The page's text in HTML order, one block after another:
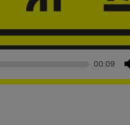
00:09